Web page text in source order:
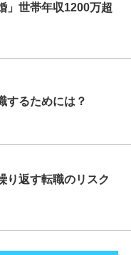
」世帯年収1200万超
するためには？
り返す転職のリスク